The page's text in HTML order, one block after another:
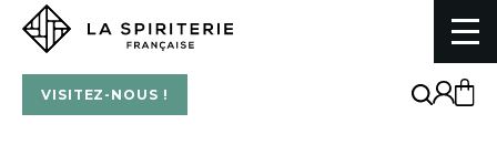
VISITEZ-NOUS !
La Spiriterie Française